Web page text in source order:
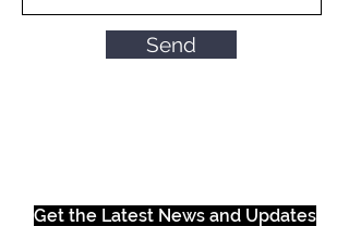
Send
Get the Latest News and Updates